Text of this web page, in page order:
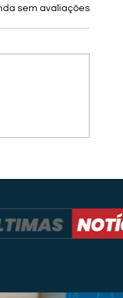
de 5 estrelas.
sem avaliações